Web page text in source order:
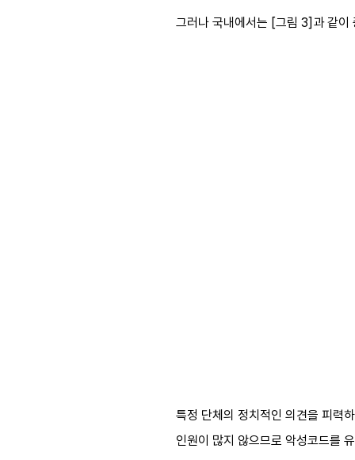
그러나 국내에서는 [그림 3]과 같이
특정 단체의 정치적인 의견을 피력
인원이 많지 않으므로 악성코드를